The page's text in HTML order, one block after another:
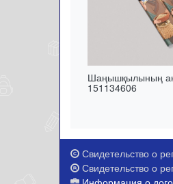
Шаңышқылының
151134606
Свидетельство о
Свидетельство о